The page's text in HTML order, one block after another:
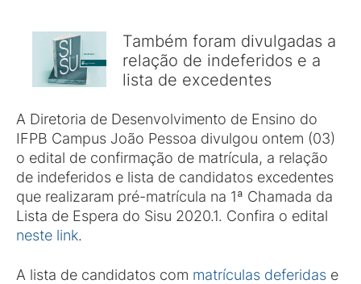
Também foram divulgadas a
relação de indeferidos e a
lista de excedentes
A Diretoria de Desenvolvimento de Ensino do
IFPB Campus João Pessoa divulgou ontem (03)
o edital de confirmação de matrícula, a relação
de indeferidos e lista de candidatos excedentes
que realizaram pré-matrícula na 1ª Chamada da
Lista de Espera do Sisu 2020.1. Confira o edital
neste link.
A lista de candidatos com matrículas deferidas e